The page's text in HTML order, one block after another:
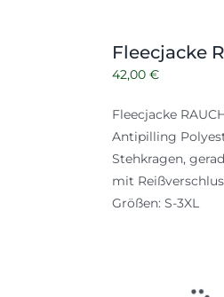
Fleecjacke
42,00 €
Fleecjacke
Antipilling
Stehkragen,
mit
Größen: S-3XL